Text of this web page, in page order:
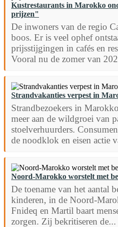
Kustrestaurants in Marokko
prijzen"
De inwoners van de regio
boos. Er is veel ophef
prijsstijgingen in cafés en
Vooral nu de zomer van
Strandvakanties verpest in
Strandbezoekers in
meer aan de wildgroei van
stoelverhuurders.
de noodklok en eisen actie
Noord-Marokko worstelt met
De toename van het aantal
kinderen, in de Noord-
Fnideq en Martil baart
zorgen. Zij bekritiseren de...